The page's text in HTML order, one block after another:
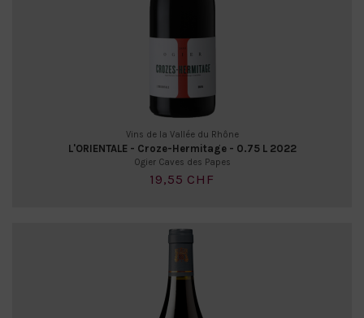
Vins de la Vallée du Rhône
L'ORIENTALE - Croze-Hermitage - 0.75 L 2022
Ogier Caves des Papes
19,55 CHF